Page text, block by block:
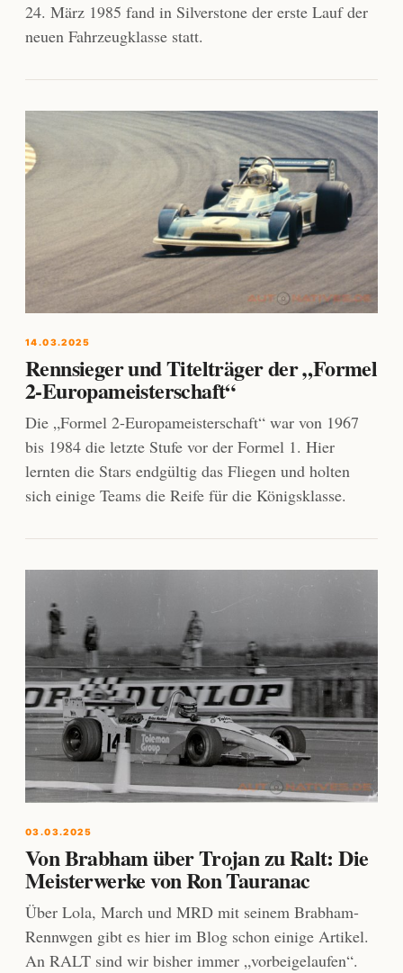
24. März 1985 fand in Silverstone der erste Lauf der
neuen Fahrzeugklasse statt.
14.03.2025
Rennsieger und Titelträger der „Formel
2-Europameisterschaft“
Die „Formel 2-Europameisterschaft“ war von 1967
bis 1984 die letzte Stufe vor der Formel 1. Hier
lernten die Stars endgültig das Fliegen und holten
sich einige Teams die Reife für die Königsklasse.
03.03.2025
Von Brabham über Trojan zu Ralt: Die
Meisterwerke von Ron Tauranac
Über Lola, March und MRD mit seinem Brabham-
Rennwgen gibt es hier im Blog schon einige Artikel.
An RALT sind wir bisher immer „vorbeigelaufen“.